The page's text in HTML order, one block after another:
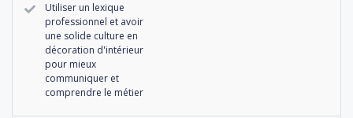
Utiliser un lexique
professionnel et avoir
une solide culture en
décoration d'intérieur
pour mieux
communiquer et
comprendre le métier